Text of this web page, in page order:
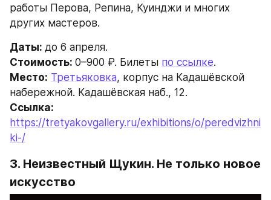
работы Перова, Репина, Куинджи и многих
других мастеров.
Даты: до 6 апреля.
Стоимость: 0–900 ₽. Билеты по ссылке.
Место: Третьяковка, корпус на Кадашёвской
набережной. Кадашёвская наб., 12.
https://tretyakovgallery.ru/exhibitions/o/peredvizhni
ki-/
3. Неизвестный Щукин. Не только новое
искусство